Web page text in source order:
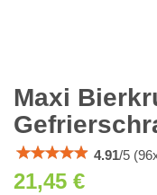
Maxi
4.91/5 (96
21,45 €